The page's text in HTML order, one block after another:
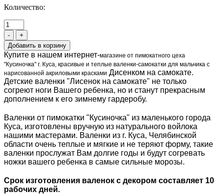
Количество:
- +
Купите в нашем интернет-магазине от пимокатного цеха
"Кусиночка" г. Куса, красивые и теплые валенки-самокатки для мальчика с
нарисованной акриловыми красками Дисенком на самокате.
Детские валенки "Лисенок на самокате" не только
согреют ноги Вашего ребенка, но и станут прекрасным
дополнением к его зимнему гардеробу.
Валенки от пимокатки "Кусиночка" из маленького города
Куса, изготовлены вручную из натурального войлока
нашими мастерами. Валенки из г. Куса, Челябинской
области очень теплые и мягкие и не теряют форму, такие
валенки прослужат Вам долгие годы и будут согревать
ножки вашего ребенка в самые сильные морозы.
Срок изготовления валенок с декором составляет 10
рабочих дней.